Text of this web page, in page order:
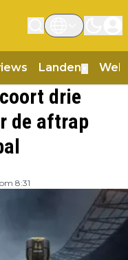
Landen
drie
de aftrap
8:31